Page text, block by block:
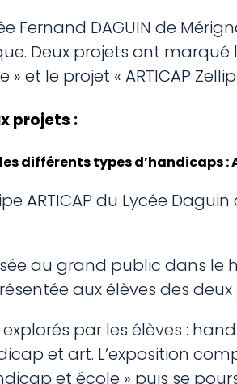
Fernand DAGUIN de
Deux projets ont marqué
» et le projet « ARTICAP
projets :
différents types d’handicaps :
ARTICAP du Lycée
au grand public dans le
aux élèves des
par les élèves :
et art. L’exposition
et école » puis se